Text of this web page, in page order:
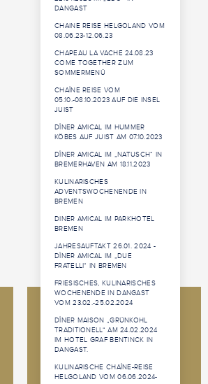
DANGAST
CHAINE REISE HELGOLAND VOM
08.06.23-12.06.23
CHAPEAU LA VACHE 24.08.23
COME TOGETHER ZUM
SOMMERMENÜ
CHAÎNE REISE VOM
05.10.-08.10.2023 AUF DIE INSEL
JUIST
DÎNER AMICAL IM HUMMER
KÖBES AUF JUIST AM 07.10.2023
DÎNER AMICAL IM „NATUSCH“ IN
BREMERHAVEN AM 18.11.2023
KULINARISCHES
ADVENTSWOCHENENDE IN
BREMEN
DINER AMICAL IM PARKHOTEL
BREMEN
JAHRESAUFTAKT 26.01. 2024 -
DÎNER AMICAL IM „DUE
FRATELLI“ IN BREMEN
FRIESISCHES, KULINARISCHES
WOCHENENDE IN DANGAST
VOM 23.02.-25.02.2024
DÎNER MAISON „GRÜNKOHL
TRADITIONELL“ AM 24.02.2024
IM HOTEL GRAF BENTINCK IN
DANGAST.
KULINARISCHE CHAÎNE-REISE
HELGOLAND VOM 06.06.2024-
2026 Jeunes
Sommeliers
Competition
2026 Jeunes
Sommeliers
Competition